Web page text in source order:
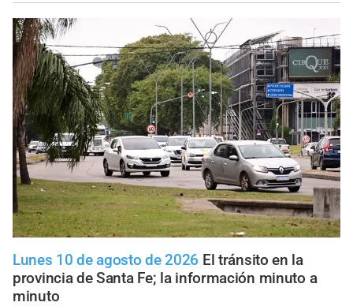
Lunes 10 de agosto de 2026 El tránsito en la
provincia de Santa Fe; la información minuto a
minuto